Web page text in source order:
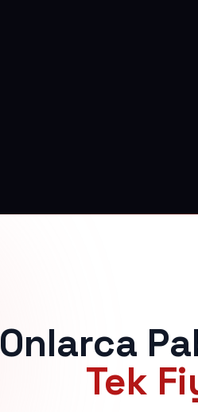
Onlarca
Tek